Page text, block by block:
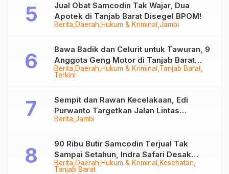
Berita Daerah Hukum & Kriminal Jambi
Jual Obat Samcodin Tak Wajar, Dua
Apotek di Tanjab Barat Disegel BPOM!
Berita Daerah Hukum & Kriminal Tanjab Barat
Terkini
Bawa Badik dan Celurit untuk Tawuran, 9
Anggota Geng Motor di Tanjab Barat
Diringkus
Berita Jambi
Sempit dan Rawan Kecelakaan, Edi
Purwanto Targetkan Jalan Lintas
Tungkal-Jambi Mulus di 2028
Berita Daerah Hukum & Kriminal
Kesehatan
Tanjab Barat
90 Ribu Butir Samcodin Terjual Tak
Sampai Setahun, Indra Safari Desak
Audit Menyeluruh